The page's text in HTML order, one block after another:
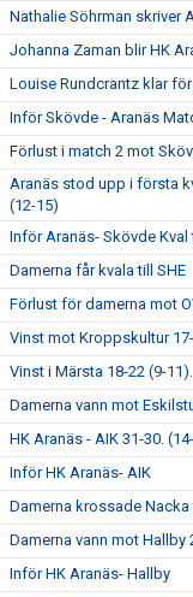
Nathalie Söhrman skriver
Johanna Zaman blir HK
Louise Rundcrantz klar
Inför Skövde - Aranäs
Förlust i match 2 mot
Aranäs stod upp i första
(12-15)
Inför Aranäs- Skövde Kval
Damerna får kvala till SHE
Förlust för damerna mot
Vinst mot Kroppskultur
Vinst i Märsta 18-22 (9-11).
Damerna vann mot
HK Aranäs - AIK 31-30.
Inför HK Aranäs- AIK
Damerna krossade Nacka
Damerna vann mot Hallby
Inför HK Aranäs- Hallby